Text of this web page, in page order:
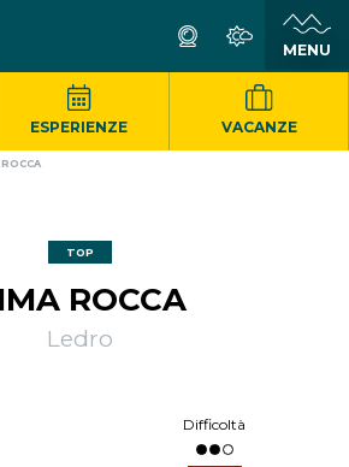
ESPERIENZE VACANZE
ROCCA
TOP
ROCCA
Ledro
Difficoltà